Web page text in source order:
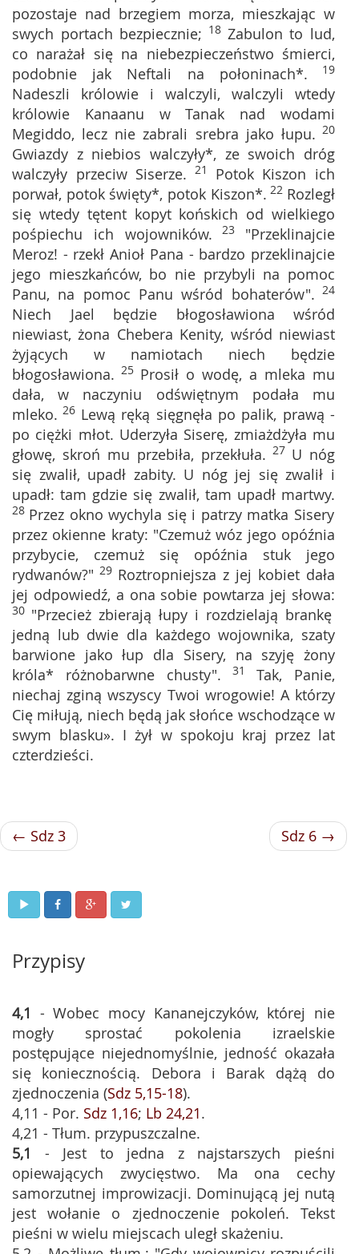
pozostaje nad brzegiem morza, mieszkając w
swych portach bezpiecznie; 18 Zabulon to lud,
co narażał się na niebezpieczeństwo śmierci,
podobnie jak Neftali na połoninach*. 19
Nadeszli królowie i walczyli, walczyli wtedy
królowie Kanaanu w Tanak nad wodami
Megiddo, lecz nie zabrali srebra jako łupu. 20
Gwiazdy z niebios walczyły*, ze swoich dróg
walczyły przeciw Siserze. 21 Potok Kiszon ich
porwał, potok święty*, potok Kiszon*. 22 Rozległ
się wtedy tętent kopyt końskich od wielkiego
pośpiechu ich wojowników. 23 "Przeklinajcie
Meroz! - rzekł Anioł Pana - bardzo przeklinajcie
jego mieszkańców, bo nie przybyli na pomoc
Panu, na pomoc Panu wśród bohaterów". 24
Niech Jael będzie błogosławiona wśród
niewiast, żona Chebera Kenity, wśród niewiast
żyjących w namiotach niech będzie
błogosławiona. 25 Prosił o wodę, a mleka mu
dała, w naczyniu odświętnym podała mu
mleko. 26 Lewą ręką sięgnęła po palik, prawą -
po ciężki młot. Uderzyła Siserę, zmiażdżyła mu
głowę, skroń mu przebiła, przekłuła. 27 U nóg
się zwalił, upadł zabity. U nóg jej się zwalił i
upadł: tam gdzie się zwalił, tam upadł martwy.
28 Przez okno wychyla się i patrzy matka Sisery
przez okienne kraty: "Czemuż wóz jego opóźnia
przybycie, czemuż się opóźnia stuk jego
rydwanów?" 29 Roztropniejsza z jej kobiet dała
jej odpowiedź, a ona sobie powtarza jej słowa:
30 "Przecież zbierają łupy i rozdzielają brankę
jedną lub dwie dla każdego wojownika, szaty
barwione jako łup dla Sisery, na szyję żony
króla* różnobarwne chusty". 31 Tak, Panie,
niechaj zginą wszyscy Twoi wrogowie! A którzy
Cię miłują, niech będą jak słońce wschodzące w
swym blasku». I żył w spokoju kraj przez lat
czterdzieści.
← Sdz 3 Sdz 6 →
Przypisy
4,1 - Wobec mocy Kananejczyków, której nie
mogły sprostać pokolenia izraelskie
postępujące niejednomyślnie, jedność okazała
się koniecznością. Debora i Barak dążą do
zjednoczenia (Sdz 5,15-18).
4,11 - Por. Sdz 1,16; Lb 24,21.
4,21 - Tłum. przypuszczalne.
5,1
- Jest to jedna z najstarszych pieśni
opiewających zwycięstwo. Ma ona cechy
samorzutnej improwizacji. Dominującą jej nutą
jest wołanie o zjednoczenie pokoleń. Tekst
pieśni w wielu miejscach uległ skażeniu.